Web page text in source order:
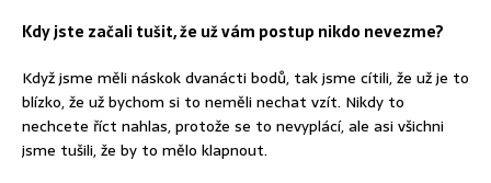
Kdy jste začali tušit, že už vám postup nikdo nevezme?
Když jsme měli náskok dvanácti bodů, tak jsme cítili, že už je to
blízko, že už bychom si to neměli nechat vzít. Nikdy to
nechcete říct nahlas, protože se to nevyplácí, ale asi všichni
jsme tušili, že by to mělo klapnout.